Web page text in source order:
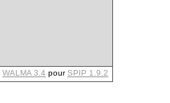
WALMA 3.4 pourSPIP 1.9.2